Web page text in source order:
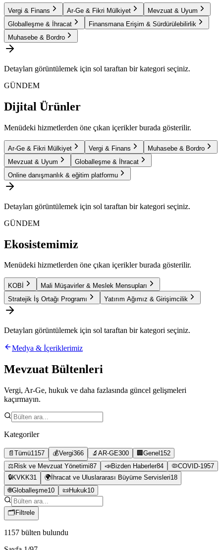
Vergi & Finans Ar-Ge & Fikri Mülkiyet
Mevzuat & Uyum
Globalleşme & İhracat
Finansmana Erişim & Sürdürülebilirlik
Muhasebe & Bordro
Detayları görüntülemek için sol taraftan bir kategori seçiniz.
GÜNDEM
Dijital Ürünler
Menüdeki hizmetlerden öne çıkan içerikler burada gösterilir.
Ar-Ge & Fikri Mülkiyet Vergi & Finans
Muhasebe & Bordro
Mevzuat & Uyum
Globalleşme & İhracat
Online danışmanlık & eğitim platformu
Detayları görüntülemek için sol taraftan bir kategori seçiniz.
GÜNDEM
Ekosistemimiz
Menüdeki hizmetlerden öne çıkan içerikler burada gösterilir.
KOBİ
Mali Müşavirler & Meslek Mensupları
Stratejik İş Ortağı Programı
Yatırım Ağımız & Girişimcilik
Detayları görüntülemek için sol taraftan bir kategori seçiniz.
Medya & İçeriklerimiz
Mevzuat Bültenleri
Vergi, Ar-Ge, hukuk ve daha fazlasında güncel gelişmeleri
kaçırmayın.
Kategoriler
📄 Tümü1157 💰Vergi366 🔬 AR-GE300 🏢 Genel 152
⚖️ Risk ve Mevzuat Yönetimi87 📣Bizden Haberler84 🦠COVID-1957
🔒KVKK31 🌍 İhracat ve Uluslararası Büyüme Servisleri18
🌐Globalleşme10 📜Hukuk10
🗂 Filtrele
1157 bülten bulundu